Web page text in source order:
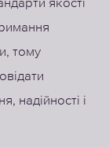
тому
надійності і